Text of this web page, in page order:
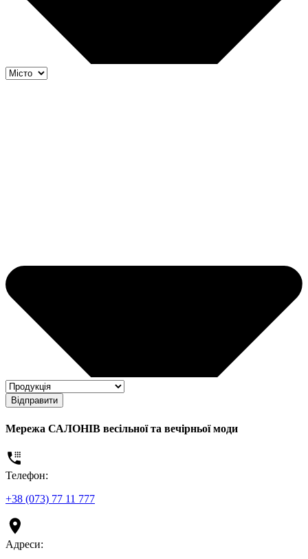
Відправити
Мережа САЛОНІВ весільної та вечірньої моди
Телефон:
+38 (073) 77 11 777
Адреси: